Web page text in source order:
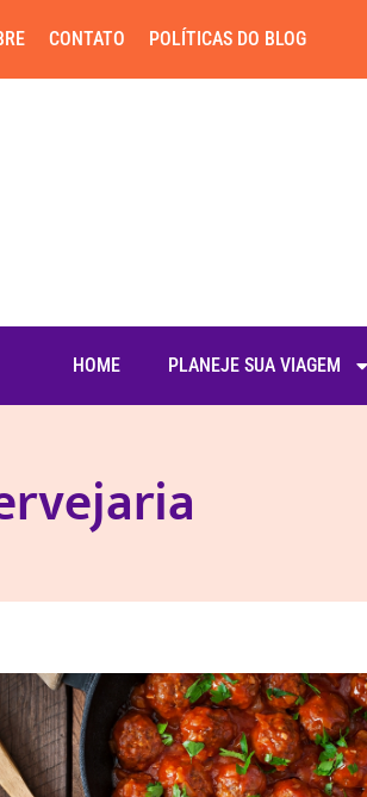
CONTATO POLÍTICAS DO BLOG
HOME PLANEJE SUA VIAGEM